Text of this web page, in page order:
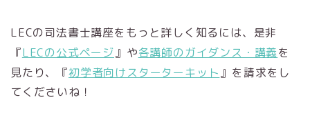
LECの司法書士講座をもっと詳しく知るには、是非
『LECの公式ページ』や各講師のガイダンス・講義を
見たり、『初学者向けスターターキット』を請求をし
てくださいね！